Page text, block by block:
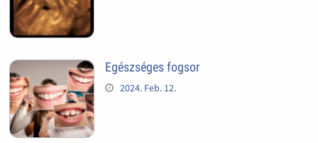
Egészséges fogsor
2024. Feb. 12.